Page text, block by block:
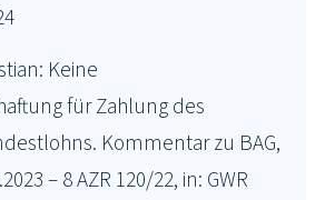
Keine
für Zahlung des
Kommentar zu BAG,
– 8 AZR 120/22, in: GWR